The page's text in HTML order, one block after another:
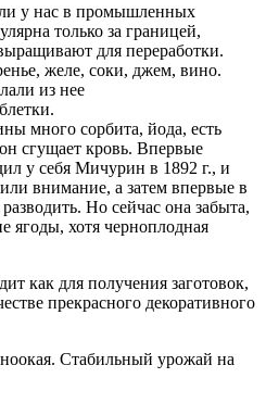
у нас в промышленных
только за границей,
для переработки.
желе, соки, джем, вино.
из нее
много сорбита, йода, есть
сгущает кровь. Впервые
у себя Мичурин в 1892 г., и
внимание, а затем впервые в
Но сейчас она забыта,
ягоды, хотя черноплодная
как для получения заготовок,
прекрасного декоративного